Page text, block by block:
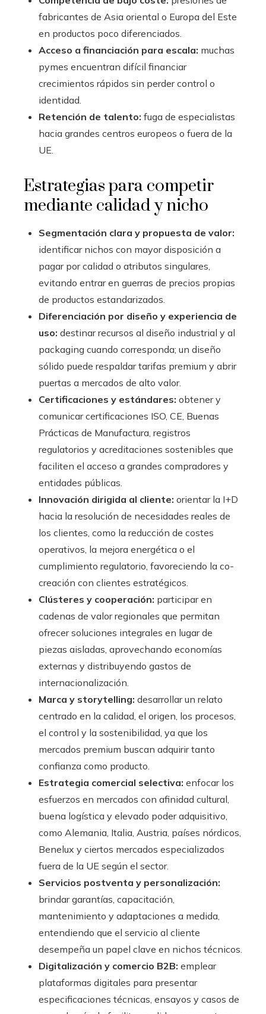
fabricantes de Asia oriental o Europa del Este
en productos poco diferenciados.
Acceso a financiación para escala: muchas
pymes encuentran difícil financiar
crecimientos rápidos sin perder control o
identidad.
Retención de talento: fuga de especialistas
hacia grandes centros europeos o fuera de la
UE.
Estrategias para competir
mediante calidad y nicho
Segmentación clara y propuesta de valor:
identificar nichos con mayor disposición a
pagar por calidad o atributos singulares,
evitando entrar en guerras de precios propias
de productos estandarizados.
Diferenciación por diseño y experiencia de
uso: destinar recursos al diseño industrial y al
packaging cuando corresponda; un diseño
sólido puede respaldar tarifas premium y abrir
puertas a mercados de alto valor.
Certificaciones y estándares: obtener y
comunicar certificaciones ISO, CE, Buenas
Prácticas de Manufactura, registros
regulatorios y acreditaciones sostenibles que
faciliten el acceso a grandes compradores y
entidades públicas.
Innovación dirigida al cliente: orientar la I+D
hacia la resolución de necesidades reales de
los clientes, como la reducción de costes
operativos, la mejora energética o el
cumplimiento regulatorio, favoreciendo la co-
creación con clientes estratégicos.
Clústeres y cooperación: participar en
cadenas de valor regionales que permitan
ofrecer soluciones integrales en lugar de
piezas aisladas, aprovechando economías
externas y distribuyendo gastos de
internacionalización.
Marca y storytelling: desarrollar un relato
centrado en la calidad, el origen, los procesos,
el control y la sostenibilidad, ya que los
mercados premium buscan adquirir tanto
confianza como producto.
Estrategia comercial selectiva: enfocar los
esfuerzos en mercados con afinidad cultural,
buena logística y elevado poder adquisitivo,
como Alemania, Italia, Austria, países nórdicos,
Benelux y ciertos mercados especializados
fuera de la UE según el sector.
Servicios postventa y personalización:
brindar garantías, capacitación,
mantenimiento y adaptaciones a medida,
entendiendo que el servicio al cliente
desempeña un papel clave en nichos técnicos.
Digitalización y comercio B2B: emplear
plataformas digitales para presentar
especificaciones técnicas, ensayos y casos de